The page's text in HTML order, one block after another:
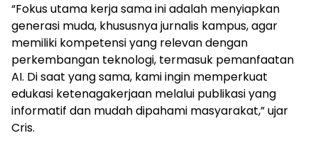
“Fokus utama kerja sama ini adalah menyiapkan
generasi muda, khususnya jurnalis kampus, agar
memiliki kompetensi yang relevan dengan
perkembangan teknologi, termasuk pemanfaatan
AI. Di saat yang sama, kami ingin memperkuat
edukasi ketenagakerjaan melalui publikasi yang
informatif dan mudah dipahami masyarakat,” ujar
Cris.